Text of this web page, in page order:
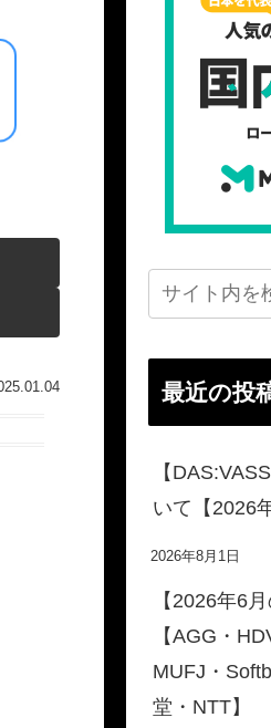
最近の投
【
いて【2026
2026年8月1日
【2026年6
【AGG・
MUFJ・
堂・NTT】